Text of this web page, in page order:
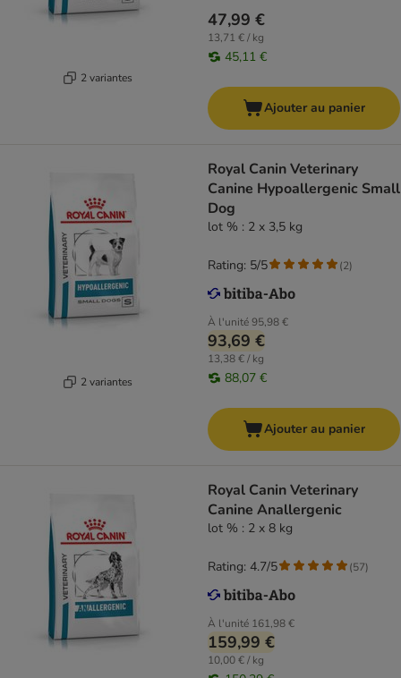
2 variantes
47,99 €
13,71 € / kg
45,11 €
Ajouter au panier
2 variantes
Royal Canin Veterinary
Canine Hypoallergenic Small
Dog
lot % : 2 x 3,5 kg
À l'unité95,98 €
93,69 €
13,38 € / kg
88,07 €
Rating: 5/5 (2)
Ajouter au panier
Royal Canin Veterinary
Canine Anallergenic
lot % : 2 x 8 kg
À l'unité 161,98 €
159,99 €
10,00 € / kg
Rating: 4.7/5 (57)